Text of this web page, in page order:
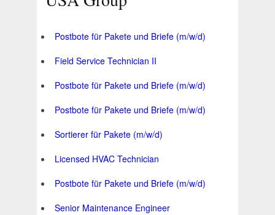
Postbote für Pakete und Briefe (m/w/d)
Field Service Technician II
Postbote für Pakete und Briefe (m/w/d)
Postbote für Pakete und Briefe (m/w/d)
Sortierer für Pakete (m/w/d)
Licensed HVAC Technician
Postbote für Pakete und Briefe (m/w/d)
Senior Maintenance Engineer